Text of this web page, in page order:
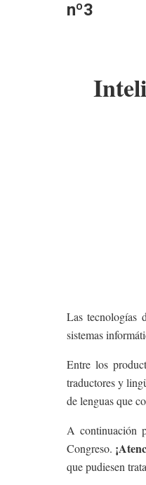
nº3
Las tecnologías
sistemas
Entre los
traductores y
de lenguas que
A continuación
Congreso.
que pudiesen